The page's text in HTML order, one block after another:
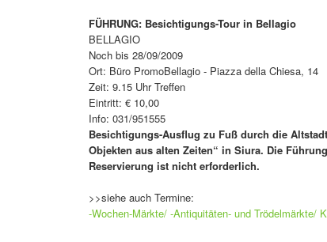
FÜHRUNG: Besichtigungs-Tour in Bellagio
BELLAGIO
Noch bis 28/09/2009
Ort: Büro PromoBellagio - Piazza della Chiesa, 14
Zeit: 9.15 Uhr Treffen
Eintritt: € 10,00
Info: 031/951555
Besichtigungs-Ausflug zu Fuß durch die
Objekten aus alten Zeiten“ in Siura. Die
Reservierung ist nicht erforderlich.
>>siehe auch Termine:
-Wochen-Märkte/ -Antiquitäten- und Trödelmärkte/